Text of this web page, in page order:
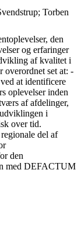
Torben
den
og erfaringer
af kvalitet i
overordnet set at: -
at identificere
oplevelser inden
af afdelinger,
i
over tid.
del af
den
med DEFACTUM